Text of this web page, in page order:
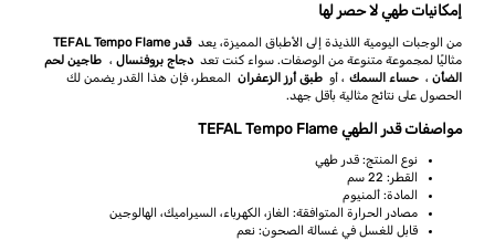
إمكانيات طهي لا حصر لها
من الوجبات اليومية اللذيذة إلى الأطباق المميزة، يعد قدر TEFAL Tempo Flame
مثاليًا لمجموعة متنوعة من الوصفات. سواء كنت تعد دجاج بروفنسال ، طاجين لحم
الضأن ، حساء السمك ، أو طبق أرز الزعفران المعطر، فإن هذا القدر يضمن لك
الحصول على نتائج مثالية بأقل جهد.
مواصفات قدر الطهي TEFAL Tempo Flame
نوع المنتج: قدر طهي
القطر: 22 سم
المادة: ألمنيوم
مصادر الحرارة المتوافقة: الغاز، الكهرباء، السيراميك، الهالوجين
قابل للغسل في غسالة الصحون: نعم